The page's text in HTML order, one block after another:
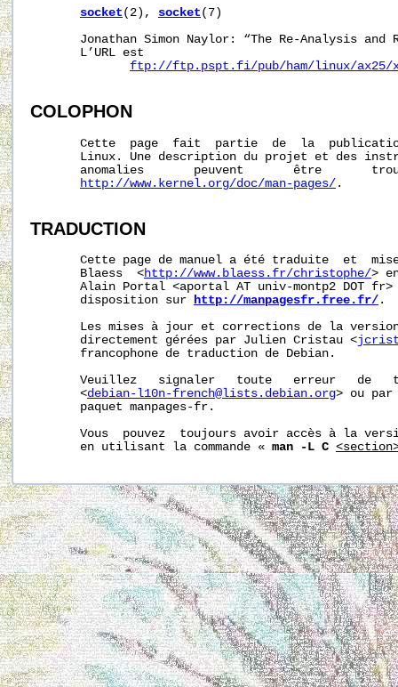
socket (2), socket (7)
Jonathan Simon Naylor: “The Re-Analysis and
       L’URL est
ftp://ftp.pspt.fi/pub/ham/linux/ax25/
COLOPHON
Cette  page  fait  partie  de  la
Linux. Une description du projet et des
anomalies       peuvent       être
http://www.kernel.org/doc/man-pages/ .
TRADUCTION
Cette page de manuel a été traduite  et
       Blaess  <
http://www.blaess.fr/christophe/>
Alain Portal <aportal AT univ-montp2 DOT
       disposition sur
http://manpagesfr.free.fr/ .
Les mises à jour et corrections de la
       directement gérées par Julien Cristau <
       francophone de traduction de Debian.
Veuillez   signaler   toute   erreur   de
       <
debian-l10n-french@lists.debian.org> ou par
       paquet manpages-fr.
Vous  pouvez  toujours avoir accès à la
       en utilisant la commande «
man -L C